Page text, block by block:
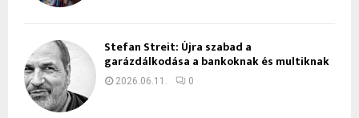
Stefan Streit: Újra szabad a
garázdálkodása a bankoknak és multiknak
2026.06.11. 0